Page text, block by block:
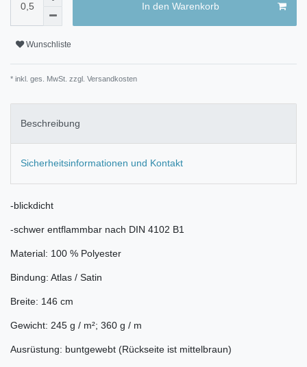
In den Warenkorb
Wunschliste
* inkl. ges. MwSt. zzgl. Versandkosten
Beschreibung
Sicherheitsinformationen und Kontakt
-blickdicht
-schwer entflammbar nach DIN 4102 B1
Material: 100 % Polyester
Bindung: Atlas / Satin
Breite: 146 cm
Gewicht: 245 g / m²; 360 g / m
Ausrüstung: buntgewebt (Rückseite ist mittelbraun)